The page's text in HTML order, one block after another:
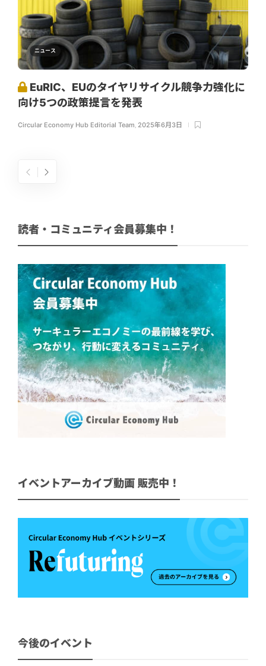
ニュース
EuRIC、EUのタイヤリサイクル競争力強化に
向け5つの政策提言を発表
Circular Economy Hub Editorial Team, 2025年6月3日
読者・コミュニティ会員募集中！
イベントアーカイブ動画 販売中！
今後のイベント